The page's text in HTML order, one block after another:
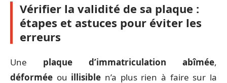
Vérifier la validité de sa plaque :
étapes et astuces pour éviter les
erreurs
Une plaque d’immatriculation abîmée,
déformée ou illisible n’a plus rien à faire sur la